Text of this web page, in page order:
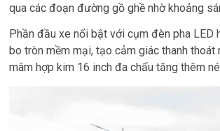
qua các đoạn đường gồ ghề nhờ khoảng
Phần đầu xe nổi bật với cụm đèn pha
bo tròn mềm mại, tạo cảm giác thanh
mâm hợp kim 16 inch đa chấu tăng thêm